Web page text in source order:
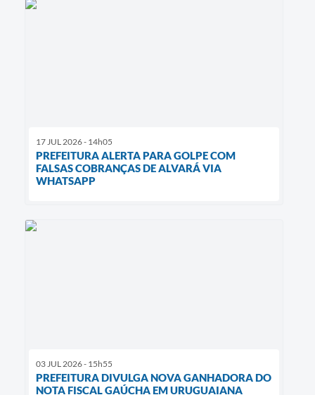
17 JUL 2026 - 14h05
PREFEITURA ALERTA PARA GOLPE COM
FALSAS COBRANÇAS DE ALVARÁ VIA
WHATSAPP
03 JUL 2026 - 15h55
PREFEITURA DIVULGA NOVA GANHADORA DO
NOTA FISCAL GAÚCHA EM URUGUAIANA